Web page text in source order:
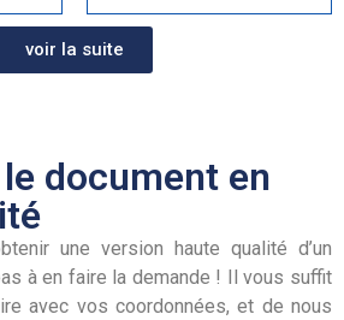
voir la suite
document en
une version haute qualité d’un
à en faire la demande ! Il vous suffit
avec vos coordonnées, et de nous